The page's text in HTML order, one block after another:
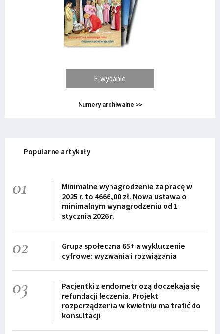
E-wydanie
Numery archiwalne >>
Popularne artykuły
01
Minimalne wynagrodzenie za pracę w
2025 r. to 4666,00 zł. Nowa ustawa o
minimalnym wynagrodzeniu od 1
stycznia 2026 r.
02
Grupa społeczna 65+ a wykluczenie
cyfrowe: wyzwania i rozwiązania
03
Pacjentki z endometriozą doczekają się
refundacji leczenia. Projekt
rozporządzenia w kwietniu ma trafić do
konsultacji